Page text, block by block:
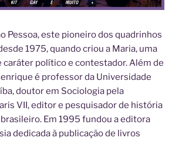
Pessoa, este pioneiro dos quadrinhos
1975, quando criou a Maria, uma
caráter político e contestador. Além de
é professor da Universidade
doutor em Sociologia pela
VII, editor e pesquisador de história
Em 1995 fundou a editora
dedicada à publicação de livros